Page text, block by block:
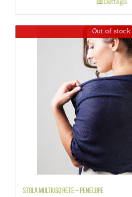
Dettagli
Out of stock
Stola multiuso rete – Penelope